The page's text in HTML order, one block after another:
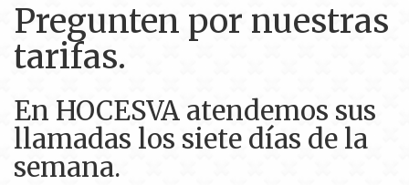
Pregunten por nuestras
tarifas.
En HOCESVA atendemos sus
llamadas los siete días de la
semana.